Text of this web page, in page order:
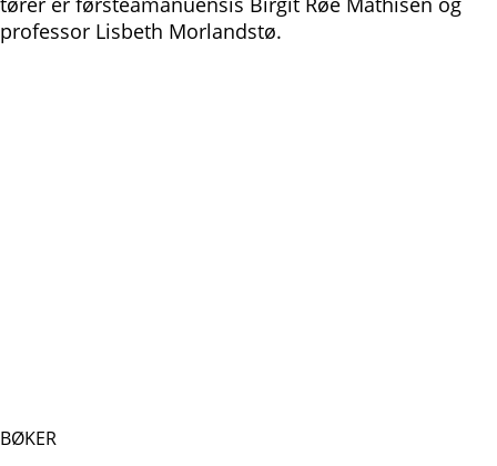
professor Lisbeth Morlandstø.
BØKER